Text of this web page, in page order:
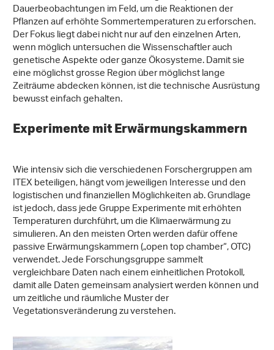
Dauerbeobachtungen im Feld, um die Reaktionen der
Pflanzen auf erhöhte Sommertemperaturen zu erforschen.
Der Fokus liegt dabei nicht nur auf den einzelnen Arten,
wenn möglich untersuchen die Wissenschaftler auch
genetische Aspekte oder ganze Ökosysteme. Damit sie
eine möglichst grosse Region über möglichst lange
Zeiträume abdecken können, ist die technische Ausrüstung
bewusst einfach gehalten.
Experimente mit Erwärmungskammern
Wie intensiv sich die verschiedenen Forschergruppen am
ITEX beteiligen, hängt vom jeweiligen Interesse und den
logistischen und finanziellen Möglichkeiten ab. Grundlage
ist jedoch, dass jede Gruppe Experimente mit erhöhten
Temperaturen durchführt, um die Klimaerwärmung zu
simulieren. An den meisten Orten werden dafür offene
passive Erwärmungskammern („open top chamber“, OTC)
verwendet. Jede Forschungsgruppe sammelt
vergleichbare Daten nach einem einheitlichen Protokoll,
damit alle Daten gemeinsam analysiert werden können und
um zeitliche und räumliche Muster der
Vegetationsveränderung zu verstehen.